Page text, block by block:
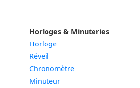
Horloges & Minuteries
Horloge
Réveil
Chronomètre
Minuteur